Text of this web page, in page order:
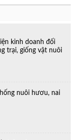
kinh doanh đối
trại, giống vật nuôi
nuôi hươu, nai